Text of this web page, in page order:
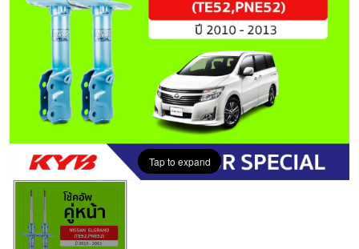
Tap to expand